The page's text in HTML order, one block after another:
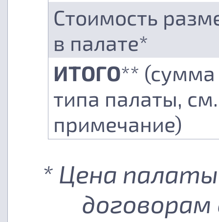
Стоимость
в палате*
ИТОГО** (сумма
типа палаты, см.
примечание)
* Цена
договорам